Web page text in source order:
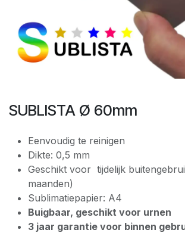
SUBLISTA Ø 60mm
Eenvoudig te reinigen
Dikte: 0,5 mm
Geschikt voor tijdelijk
maanden)
Sublimatiepapier: A4
Buigbaar, geschikt voor urnen
3 jaar garantie voor binnen